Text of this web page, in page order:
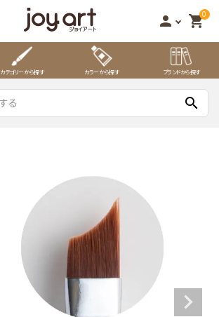
person 0
shopping_cart
カテゴリーから探す カラーから探す ブランドから探す
search